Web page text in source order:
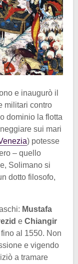
e inaugurò il
militari contro
dominio la flotta
sui mari
) potesse
– quello
Solimano si
dotto filosofo,
Mustafa
e Chiangir
al 1550. Non
e vigendo
a tramare